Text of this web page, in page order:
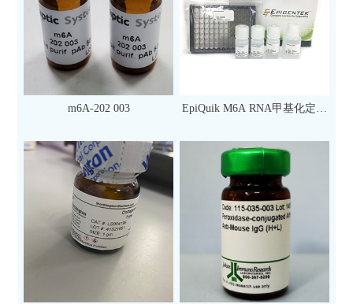
m6A-202 003
EpiQuik M6A RNA甲基化定量
次）